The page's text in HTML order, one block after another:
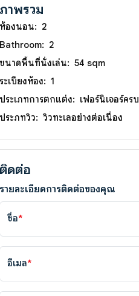
ภาพรวม
ห้องนอน: 2
Bathroom: 2
ขนาดพื้นที่นั่งเล่น: 54 sqm
ระเบียงห้อง: 1
ประเภทการตกแต่ง: เฟอร์นิเจอร์ครบ
ประภทวิว: วิวทะเลอย่างต่อเนื่อง
ติดต่อ
รายละเอียดการติดต่อของคุณ
ชื่อ*
อีเมล*